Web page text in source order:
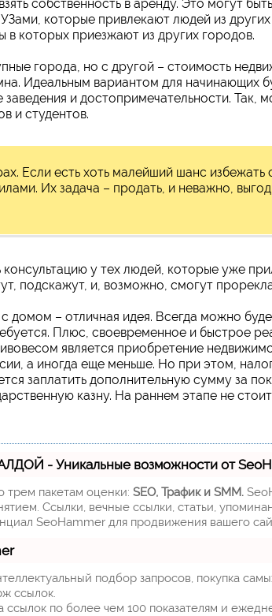
собственность в аренду. Это могут
которые привлекают людей из
которых приезжают из других городов.
города, но с другой – стоимость
Идеальным вариантом для начинающих
и достопримечательности. Так,
и студентов.
Если есть хоть малейший шанс
Их задача – продать, и неважно,
консультацию у тех людей, которые уже
подскажут, и, возможно, смогут
домом – отличная идея. Всегда можно
Плюс, своевременное и быстрое
является приобретение
а иногда еще меньше. Но при этом,
заплатить дополнительную сумму за
казну. На раннем этапе не
- Уникальные возможности от
трем пакетам оценки: SEO, Трафик и SMM.
Ссылки, вечные ссылки, статьи,
SeoHammer для продвижения вашего
подбор запросов, покупка
ссылок.
ссылок по более чем 100 показателям и